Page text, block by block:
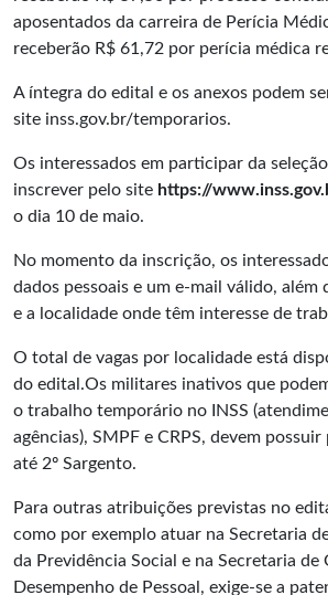
aposentados da carreira de Perícia
receberão R$ 61,72 por perícia médica
A íntegra do edital e os anexos podem
site inss.gov.br/temporarios.
Os interessados em participar da
inscrever pelo site https://
o dia 10 de maio.
No momento da inscrição, os
dados pessoais e um e-mail válido, além
e a localidade onde têm interesse de
O total de vagas por localidade está
do edital.Os militares inativos que
o trabalho temporário no INSS
agências), SMPF e CRPS, devem
até 2º Sargento.
Para outras atribuições previstas no
como por exemplo atuar na Secretaria
da Previdência Social e na Secretaria de
Desempenho de Pessoal, exige-se a